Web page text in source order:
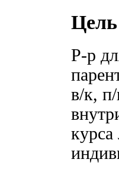
Р-р
в/к, п/
курса